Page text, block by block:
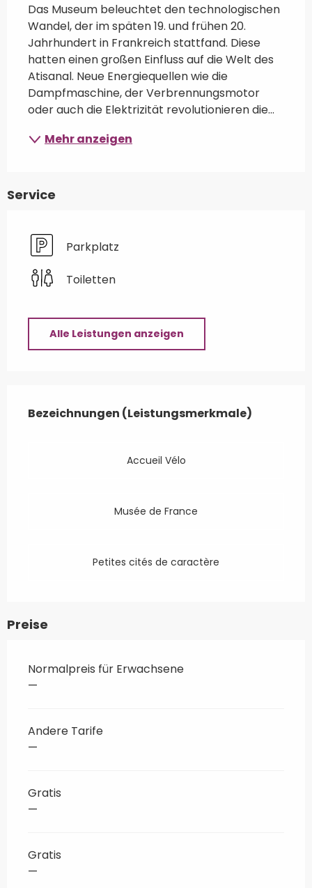
Das Museum beleuchtet den technologischen
Wandel, der im späten 19. und frühen 20.
Jahrhundert in Frankreich stattfand. Diese
hatten einen großen Einfluss auf die Welt des
Atisanal. Neue Energiequellen wie die
Dampfmaschine, der Verbrennungsmotor
oder auch die Elektrizität revolutionieren die...
Mehr anzeigen
Service
Parkplatz
Toiletten
Alle Leistungen anzeigen
Bezeichnungen (Leistungsmerkmale)
Bezeichnungen (Leistungsmerkmale)
Accueil Vélo
Musée de France
Petites cités de caractère
Preise
Normalpreis für Erwachsene
—
Andere Tarife
—
Gratis
—
Gratis
—